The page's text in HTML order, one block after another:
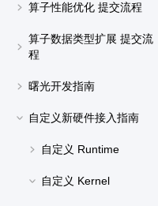
算子性能优化 提交流程
算子数据类型扩展 提交流
程
曙光开发指南
自定义新硬件接入指南
自定义 Runtime
自定义 Kernel